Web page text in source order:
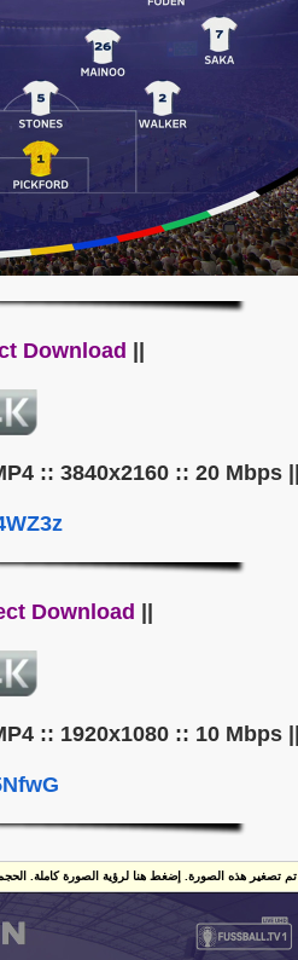
Download
:: 3840x2160 :: 20 Mbps ||
Download
:: 1920x1080 :: 10 Mbps ||
تم تصغير هذه الصورة. إضغط هنا لرؤية الصورة كاملة. الحجم